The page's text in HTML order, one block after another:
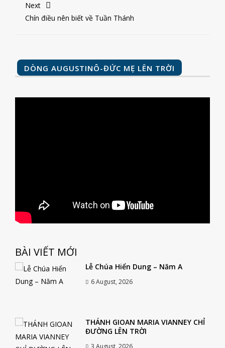
Next
Chín điều nên biết về Tuần Thánh
DÒNG AUGUSTINÔ-ĐỨC MẸ LÊN TRỜI
BÀI VIẾT MỚI
Lễ Chúa Hiển Dung – Năm A
6 August, 2026
THÁNH GIOAN MARIA VIANNEY CHỈ
ĐƯỜNG LÊN TRỜI